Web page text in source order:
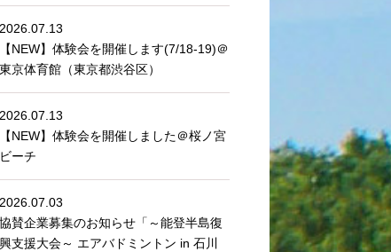
2026.07.13
【NEW】体験会を開催します(7/18-19)＠
東京体育館（東京都渋谷区）
2026.07.13
【NEW】体験会を開催しました＠桜ノ宮
ビーチ
2026.07.03
協賛企業募集のお知らせ「～能登半島復
興支援大会～ エアバドミントン in 石川